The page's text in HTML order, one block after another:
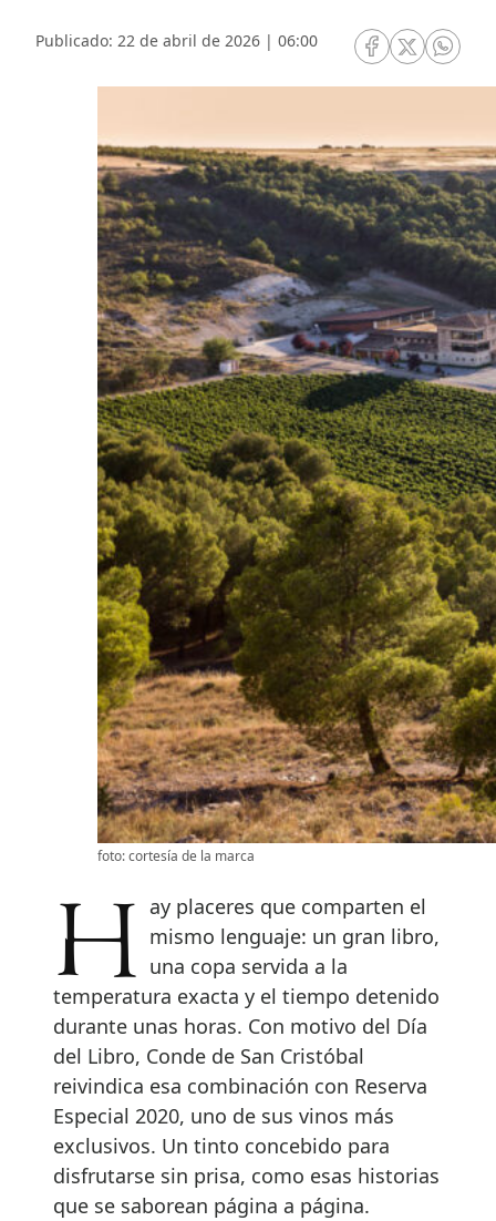
Publicado: 22 de abril de 2026 | 06:00
RRSS Facebook
RRSSRRSS
foto: cortesía de la marca
Hay placeres que comparten el mismo lenguaje: un gran libro,
una copa servida a la
temperatura exacta y el tiempo detenido
durante unas horas. Con motivo del Día
del Libro, Conde de San Cristóbal
reivindica esa combinación con Reserva
Especial 2020, uno de sus vinos más
exclusivos. Un tinto concebido para
disfrutarse sin prisa, como esas historias
que se saborean página a página.